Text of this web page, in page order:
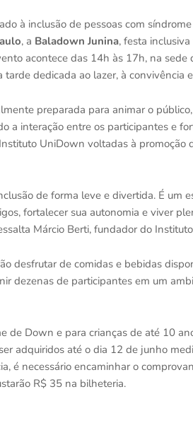
à inclusão de pessoas com
, a Baladown Junina, festa
acontece das 14h às 17h, na sede
dedicada ao lazer, à convivência
preparada para animar o
a interação entre os participantes e
UniDown voltadas à promoção
de forma leve e divertida. É um
fortalecer sua autonomia e viver
Márcio Berti, fundador do
desfrutar de comidas e bebidas
dezenas de participantes em um
de Down e para crianças de até 10
adquiridos até o dia 12 de junho
é necessário encaminhar o
R$ 35 na bilheteria.